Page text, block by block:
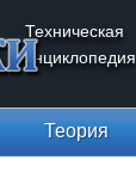
Техническая
энциклопедия
Теория